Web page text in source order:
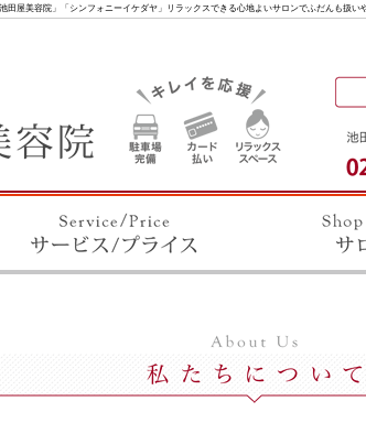
田屋美容院」「シンフォニーイケダヤ」リラックスできる心地よいサロンでふだんも扱